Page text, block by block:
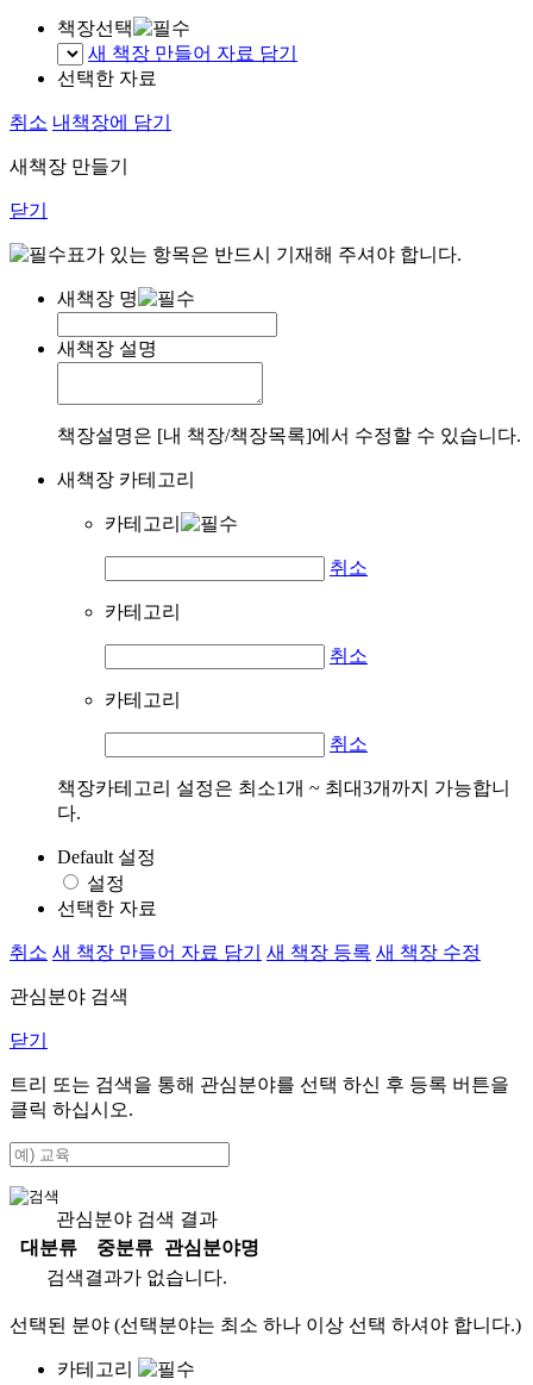
책장선택
새 책장 만들어 자료 담기
선택한 자료
취소 내책장에 담기
새책장 만들기
닫기
표가 있는 항목은 반드시 기재해 주셔야 합니다.
새책장 명
새책장 설명
책장설명은 [내 책장/책장목록]에서 수정할 수 있습니다.
새책장 카테고리
카테고리
취소
카테고리
취소
카테고리
취소
책장카테고리 설정은 최소1개 ~ 최대3개까지 가능합니
다.
Default 설정
설정
선택한 자료
취소 새 책장 만들어 자료 담기 새 책장 등록 새 책장 수정
관심분야 검색
닫기
트리 또는 검색을 통해 관심분야를 선택 하신 후 등록 버튼을
클릭 하십시오.
관심분야 검색 결과
대분류
중분류
관심분야명
검색결과가 없습니다.
선택된 분야 (선택분야는 최소 하나 이상 선택 하셔야 합니다.)
카테고리